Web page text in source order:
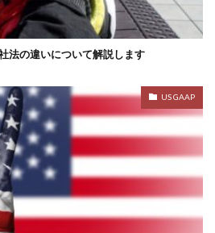
法の違いについて解説します
US GAAP